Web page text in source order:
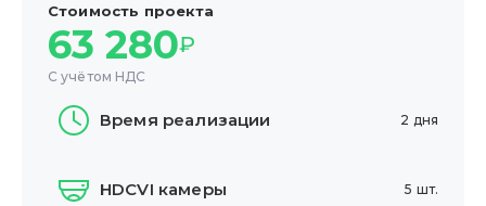
Стоимость проекта
63 280₽
С учётом НДС
Время реализации 2 дня
HDCVI камеры 5 шт.